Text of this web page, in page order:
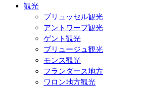
観光
ブリュッセル観光
アントワープ観光
ゲント観光
ブリュージュ観光
モンス観光
フランダース地方
ワロン地方観光